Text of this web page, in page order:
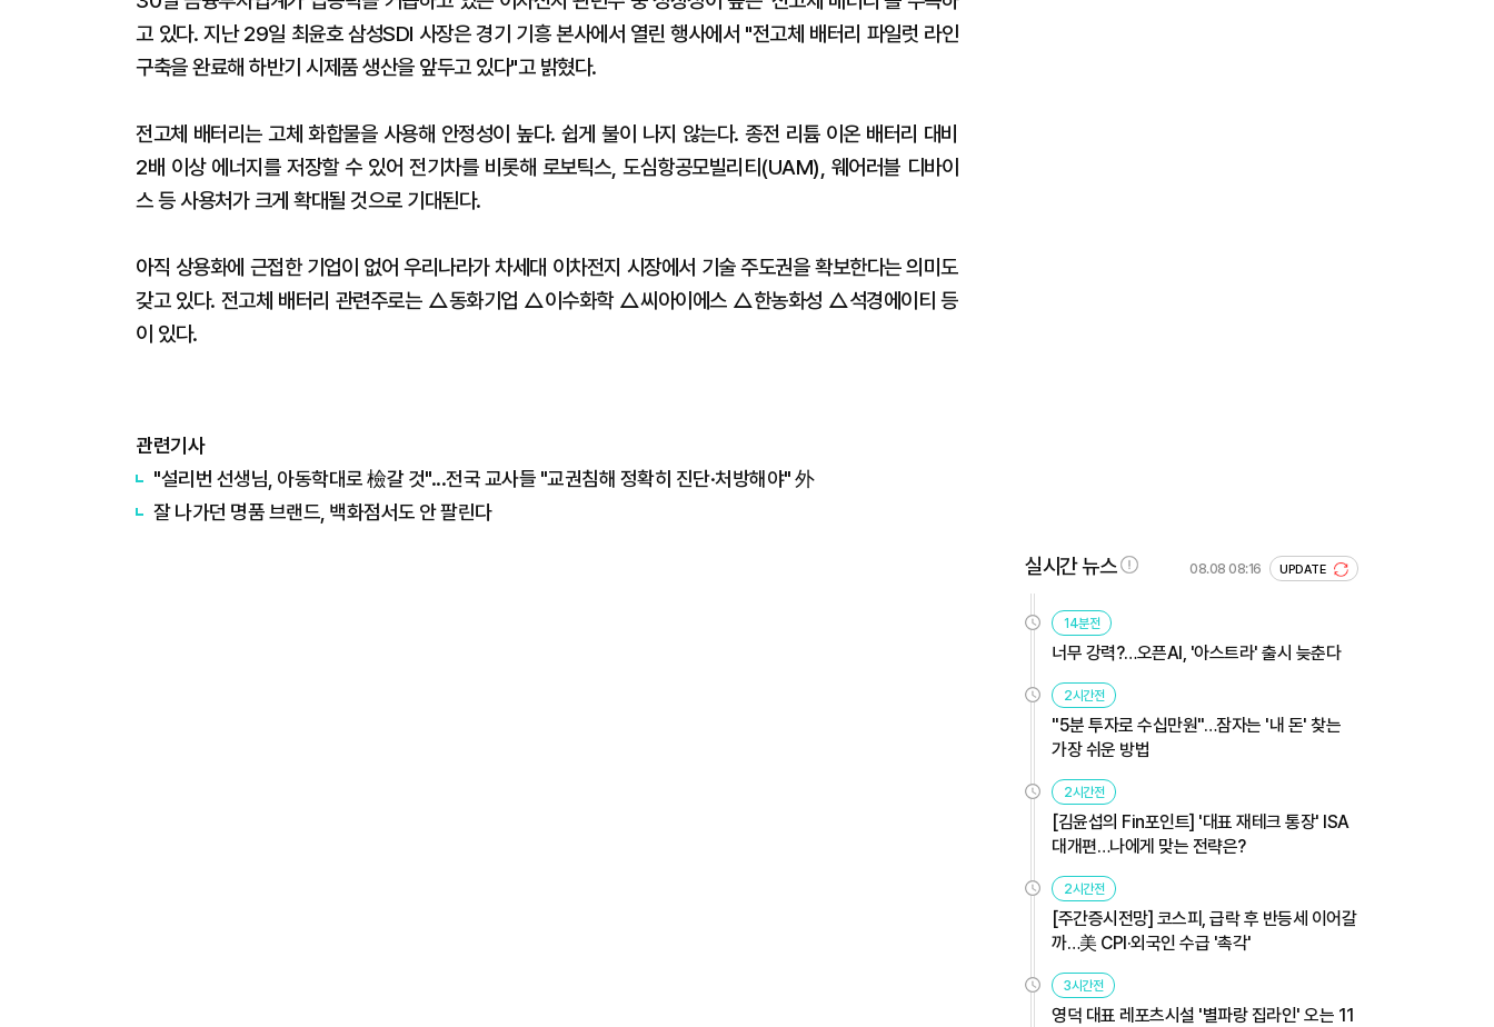
고 있다. 지난 29일 최윤호 삼성SDI 사장은 경기 기흥 본사에서 열린 행사에서 "전고체 배터리 파일럿 라인
구축을 완료해 하반기 시제품 생산을 앞두고 있다"고 밝혔다.
전고체 배터리는 고체 화합물을 사용해 안정성이 높다. 쉽게 불이 나지 않는다. 종전 리튬 이온 배터리 대비
2배 이상 에너지를 저장할 수 있어 전기차를 비롯해 로보틱스, 도심항공모빌리티(UAM), 웨어러블 디바이
스 등 사용처가 크게 확대될 것으로 기대된다.
아직 상용화에 근접한 기업이 없어 우리나라가 차세대 이차전지 시장에서 기술 주도권을 확보한다는 의미도
갖고 있다. 전고체 배터리 관련주로는 △동화기업 △이수화학 △씨아이에스 △한농화성 △석경에이티 등
이 있다.
관련기사
"설리번 선생님, 아동학대로 檢갈 것"...전국 교사들 "교권침해 정확히 진단·처방해야" 外
잘 나가던 명품 브랜드, 백화점서도 안 팔린다
실시간 뉴스 08.08 08:16 UPDATE
14분전
너무 강력?…오픈AI, '아스트라' 출시 늦춘다
2시간전
"5분 투자로 수십만원"…잠자는 '내 돈' 찾는
가장 쉬운 방법
2시간전
[김윤섭의 Fin포인트] '대표 재테크 통장' ISA
대개편…나에게 맞는 전략은?
2시간전
[주간증시전망] 코스피, 급락 후 반등세 이어갈
까…美 CPI·외국인 수급 '촉각'
3시간전
영덕 대표 레포츠시설 '별파랑 집라인' 오는 11